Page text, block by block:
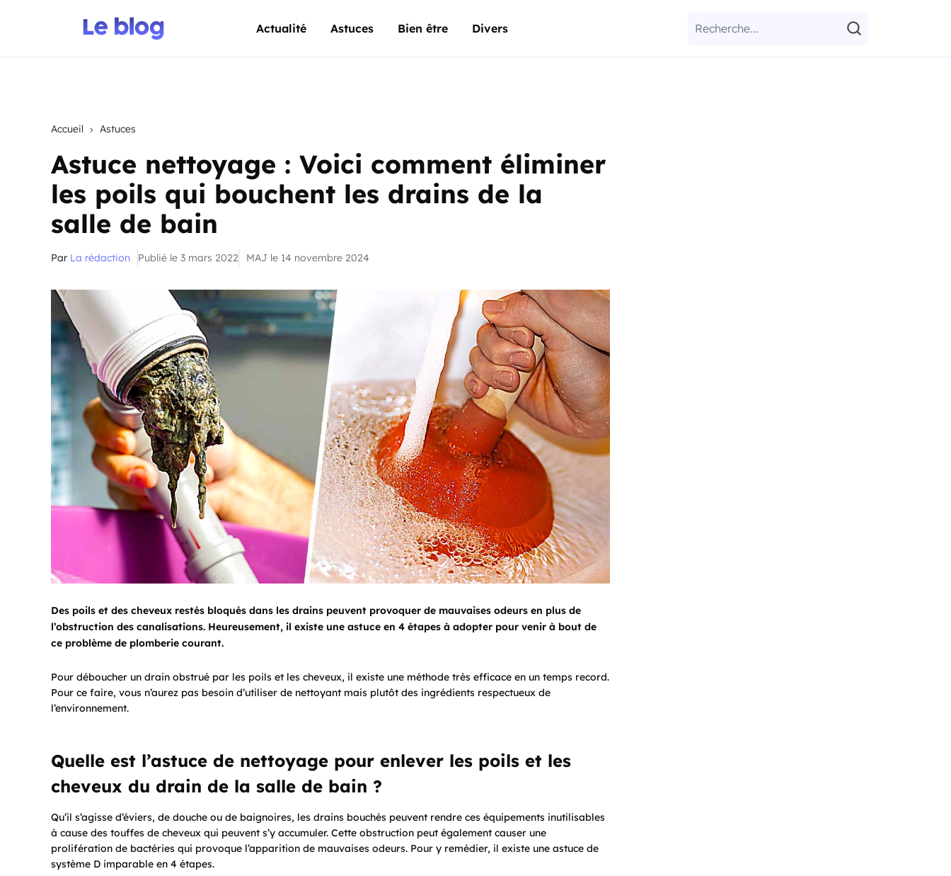
Actualité Astuces Bien être Divers
Accueil Astuces
Astuce nettoyage : Voici comment éliminer
les poils qui bouchent les drains de la
salle de bain
Par La rédaction Publié le 3 mars 2022 MAJ le 14 novembre 2024
Des poils et des cheveux restés bloqués dans les drains peuvent provoquer de mauvaises odeurs en plus de
l’obstruction des canalisations. Heureusement, il existe une astuce en 4 étapes à adopter pour venir à bout de
ce problème de plomberie courant.
Pour déboucher un drain obstrué par les poils et les cheveux, il existe une méthode très efficace en un temps record.
Pour ce faire, vous n’aurez pas besoin d’utiliser de nettoyant mais plutôt des ingrédients respectueux de
l’environnement.
Quelle est l’astuce de nettoyage pour enlever les poils et les
cheveux du drain de la salle de bain ?
Qu’il s’agisse d’éviers, de douche ou de baignoires, les drains bouchés peuvent rendre ces équipements inutilisables
à cause des touffes de cheveux qui peuvent s’y accumuler. Cette obstruction peut également causer une
prolifération de bactéries qui provoque l’apparition de mauvaises odeurs. Pour y remédier, il existe une astuce de
système D imparable en 4 étapes.